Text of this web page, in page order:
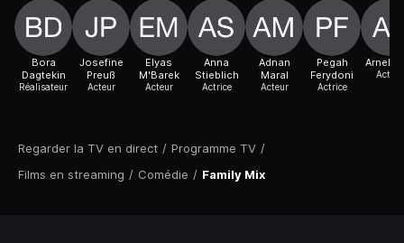
Regarder la TV en direct / Programme TV /
Films en streaming / Comédie / Family Mix
Bora
Dagtekin
Réalisateur
Josefine
Preuß
Acteur
Elyas
M'Barek
Acteur
Anna
Stieblich
Actrice
Adnan
Maral
Acteur
Pegah
Ferydoni
Actrice
Arnel
Acteur